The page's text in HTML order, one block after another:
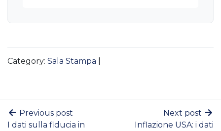
Category: Sala Stampa
Previous post
I dati sulla fiducia in
Next post
Inflazione USA: i dati